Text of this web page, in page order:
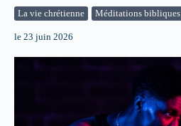
La vie chrétienne Méditations bibliques
le 23 juin 2026